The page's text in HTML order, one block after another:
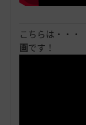
こちらは・・・
画です！